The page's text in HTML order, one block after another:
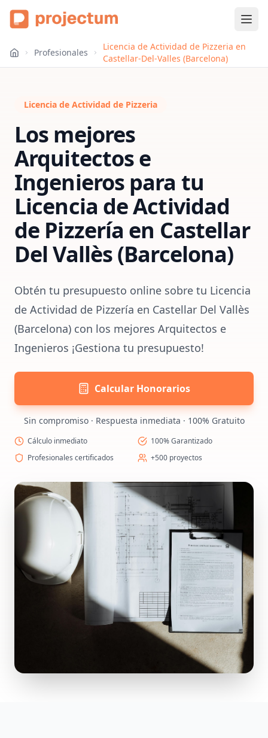
Profesionales
Licencia de Actividad de Pizzeria en
Castellar-Del-Valles (Barcelona)
Licencia de Actividad de Pizzeria
Los mejores
Arquitectos e
Ingenieros para tu
Licencia de Actividad
de Pizzería en Castellar
Del Vallès (Barcelona)
Obtén tu presupuesto online sobre tu Licencia
de Actividad de Pizzería en Castellar Del Vallès
(Barcelona) con los mejores Arquitectos e
Ingenieros ¡Gestiona tu presupuesto!
Calcular Honorarios
Sin compromiso · Respuesta inmediata · 100% Gratuito
Cálculo inmediato
100% Garantizado
Profesionales certificados
+500 proyectos